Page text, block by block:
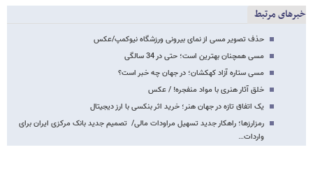
خبرهای مرتبط
حذف تصویر مسی از نمای بیرونی ورزشگاه نیوکمپ/عکس
مسی همچنان بهترین است؛ حتی در 34 سالگی
مسی ستاره آزاد کهکشان؛ در جهان چه خبر است؟
خلق آثار هنری با مواد منفجره! / عکس
یک اتفاق تازه در جهان هنر؛ خرید اثر بنکسی با ارز دیجیتال
رمزارزها؛ راهکار جدید تسهیل مراودات مالی/ تصمیم جدید بانک مرکزی ایران برای
واردات…